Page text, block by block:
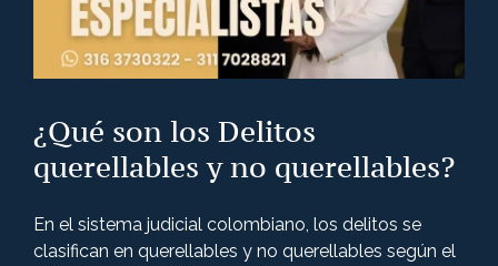
¿Qué son los Delitos
querellables y no querellables?
En el sistema judicial colombiano, los delitos se
clasifican en querellables y no querellables según el